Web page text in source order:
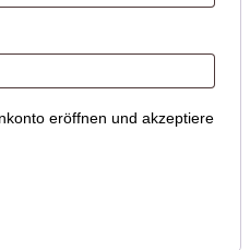
eröffnen und akzeptiere